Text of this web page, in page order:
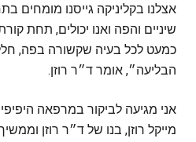
אצלנו בקליניקה גייסנו מומחים
שיניים והפה ואנו יכולים, תחת
כמעט לכל בעיה שקשורה בפה,
הבליעה״, אומר ד״ר רוזן.
אני מגיעה לביקור במרפאה
מייקל רוזן, בנו של ד״ר רוזן